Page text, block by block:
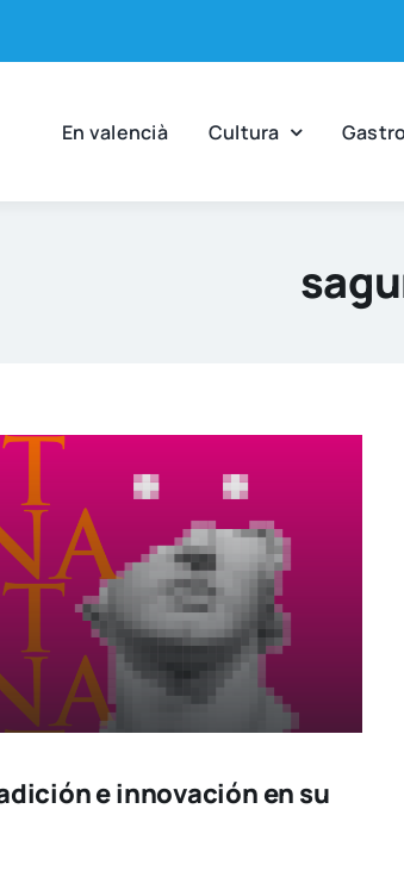
En valen­cià Cul­tu­ra
e innovación en su